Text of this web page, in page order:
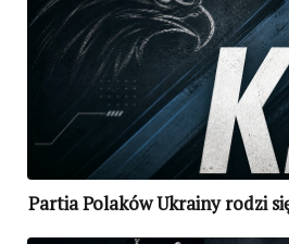
Partia Polaków Ukrainy rodzi